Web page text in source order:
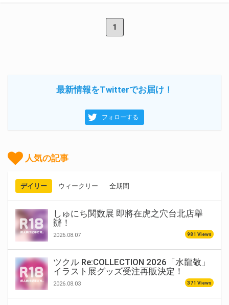
1
最新情報をTwitterでお届け！
フォローする
人気の記事
デイリー ウィークリー 全期間
しゅにち関数展 即將在虎之穴台北店舉
辦！
2026.08.07 981 Views
ツクル Re:COLLECTION 2026「水龍敬」
イラスト展グッズ受注再販決定！
2026.08.03 371 Views